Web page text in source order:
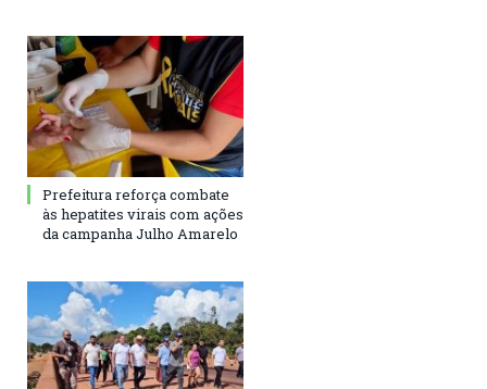
Prefeitura reforça combate
às hepatites virais com ações
da campanha Julho Amarelo